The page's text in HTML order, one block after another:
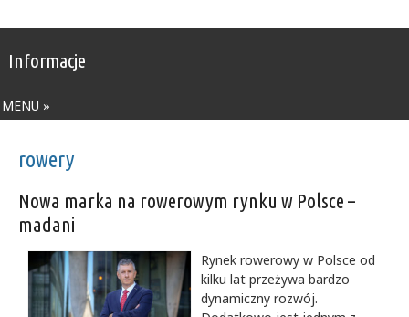
Informacje
MENU »
rowery
Nowa marka na rowerowym rynku w Polsce –
madani
Rynek rowerowy w Polsce od
kilku lat przeżywa bardzo
dynamiczny rozwój.